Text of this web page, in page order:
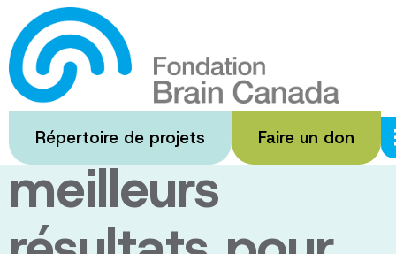
Passer
au
contenu
principal
Répertoire de projets Faire un don
Un nouveau
terrain : De
meilleurs